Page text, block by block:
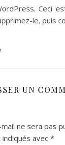
le, puis
UN
ne sera pas
avec *